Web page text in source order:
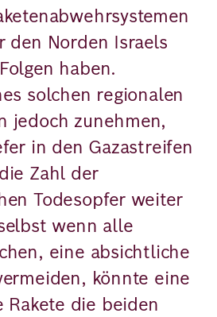
den Norden Israels
haben.
solchen regionalen
jedoch zunehmen,
in den Gazastreifen
Zahl der
Todesopfer weiter
wenn alle
eine absichtliche
könnte eine
Rakete die beiden